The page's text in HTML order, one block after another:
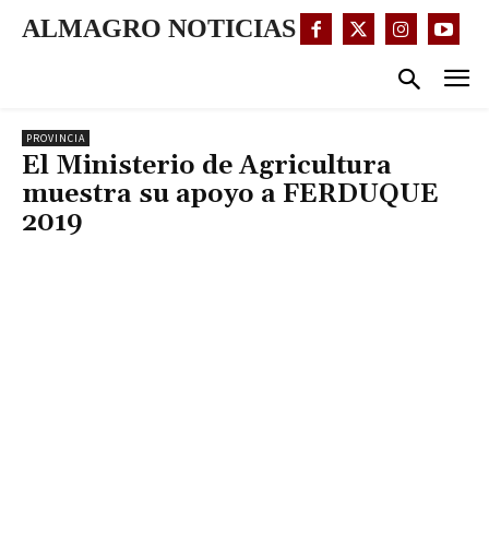
ALMAGRO NOTICIAS
PROVINCIA
El Ministerio de Agricultura
muestra su apoyo a FERDUQUE
2019